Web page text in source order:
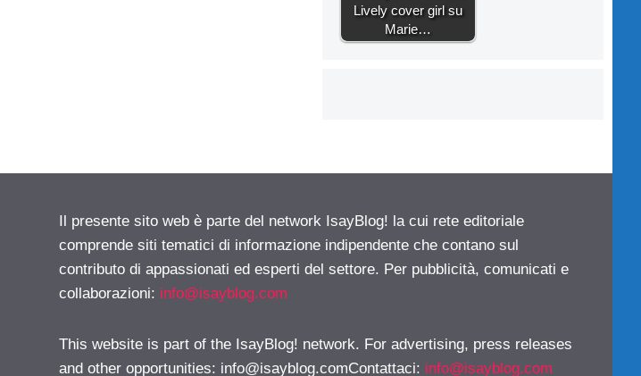
Lively cover girl su
Marie…
Il presente sito web è parte del network IsayBlog! la cui rete editoriale
comprende siti tematici di informazione indipendente che contano sul
contributo di appassionati ed esperti del settore. Per pubblicità, comunicati e
collaborazioni: info@isayblog.com
This website is part of the IsayBlog! network. For advertising, press releases
and other opportunities: info@isayblog.comContattaci: info@isayblog.com